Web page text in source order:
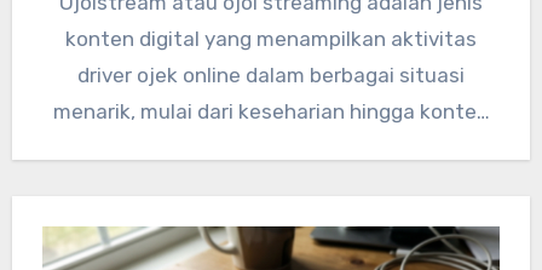
konten digital yang menampilkan aktivitas
driver ojek online dalam berbagai situasi
menarik, mulai dari keseharian hingga konten